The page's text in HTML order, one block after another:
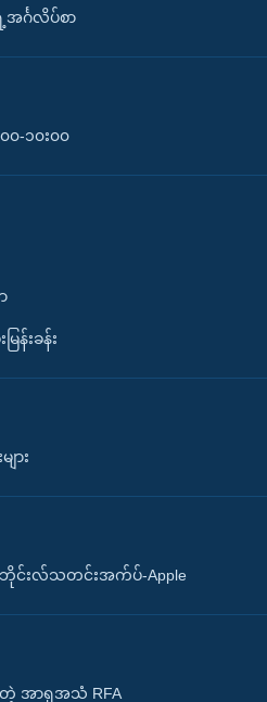
အင်္ဂလိပ်စာ
၀-၁၀း၀၀
န်းခန်း
ား
င်းလ်သတင်းအက်ပ်-Apple
အာရှအသံ RFA